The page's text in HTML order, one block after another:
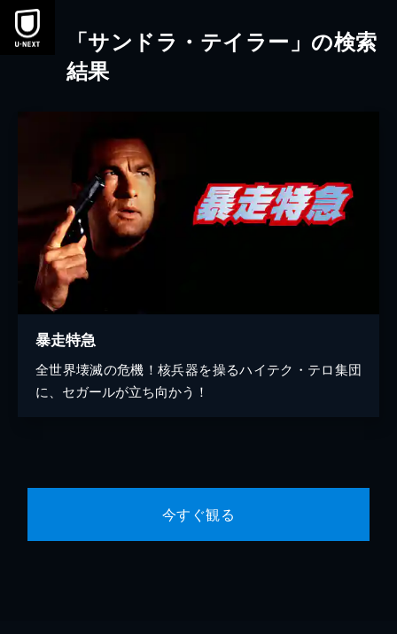
本文へスキップ
「サンドラ・テイラー」の検索
結果
暴走特急
全世界壊滅の危機！核兵器を操るハイテク・テロ集団
に、セガールが立ち向かう！
今すぐ観る